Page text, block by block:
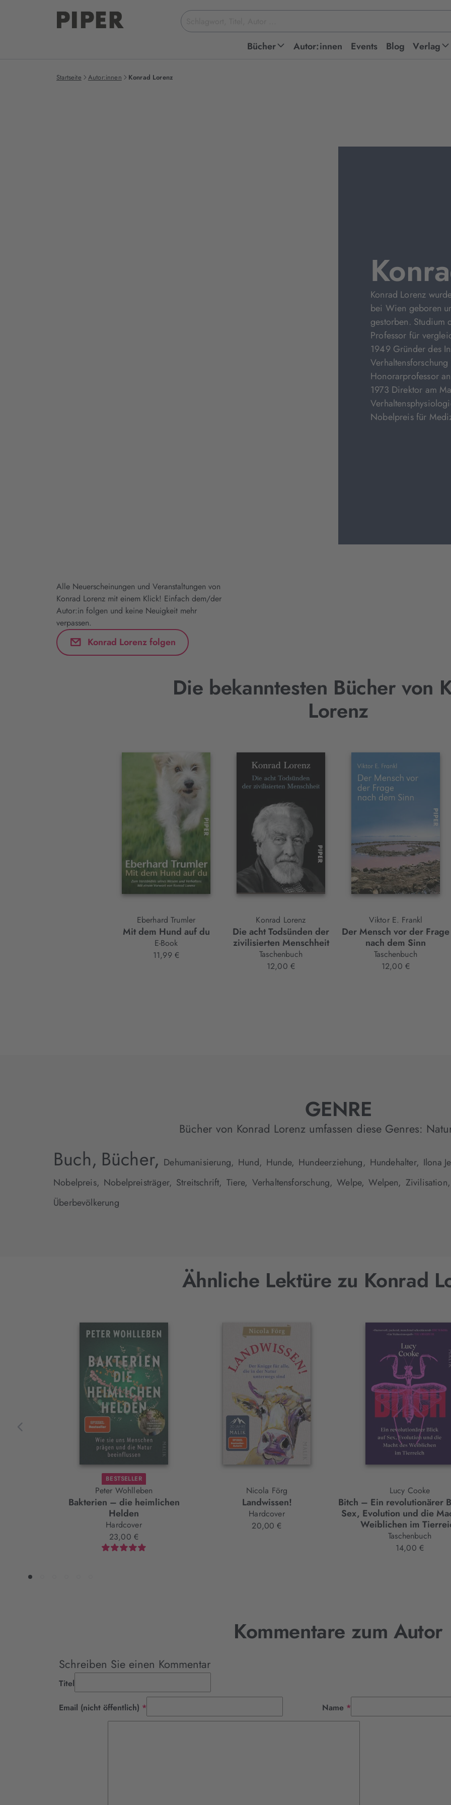
Suchbegriff
eingeben
Bücher Autor:innen Events Blog Verlag
Startseite Autor:innen Konrad Lorenz
Konrad Lorenz
bei Wien geboren
gestorben.
Professor für
1949 Gründer des
Honorarprofessor
1973 Direktor am
Nobelpreis für
Alle Neuerscheinungen und Veranstaltungen von
Konrad Lorenz mit einem Klick! Einfach dem/der
Autor:in folgen und keine Neuigkeit mehr
verpassen.
Konrad Lorenz folgen
Die bekanntesten Bücher von
Lorenz
Interaktives
Eberhard Trumler
Mit dem Hund auf du
E-Book
11,99 €
Konrad Lorenz
Die acht Todsünden der
zivilisierten Menschheit
Taschenbuch
12,00 €
Viktor E. Frankl
Der Mensch vor der Frage
nach dem Sinn
Taschenbuch
12,00 €
GENRE
Bücher von Konrad Lorenz umfassen diese Genres:
Buch, Bücher, Dehumanisierung, Hund, Hunde, Hundeerziehung, Hundehalter, Ilona
Nobelpreis, Nobelpreisträger, Streitschrift, Tiere, Verhaltensforschung, Welpe, Welpen, Zivilisation,
Überbevölkerung
Ähnliche Lektüre zu Konrad
Interaktives
BESTSELLER
Peter Wohlleben
Bakterien – die heimlichen
Helden
Hardcover
23,00 €
Nicola Förg
Landwissen!
Hardcover
20,00 €
Lucy Cooke
Bitch – Ein revolutionärer
Sex, Evolution und die
Weiblichen im
Taschenbuch
14,00 €
Kommentare zum Autor
Schreiben Sie einen Kommentar
Titel
Email (nicht öffentlich) * Name *Pflichtfeld